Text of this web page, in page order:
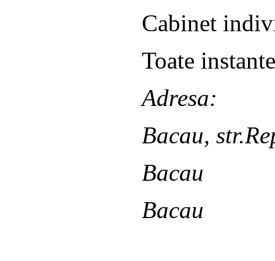
Cabinet
Toate
Adresa:
Bacau,
Bacau
Bacau